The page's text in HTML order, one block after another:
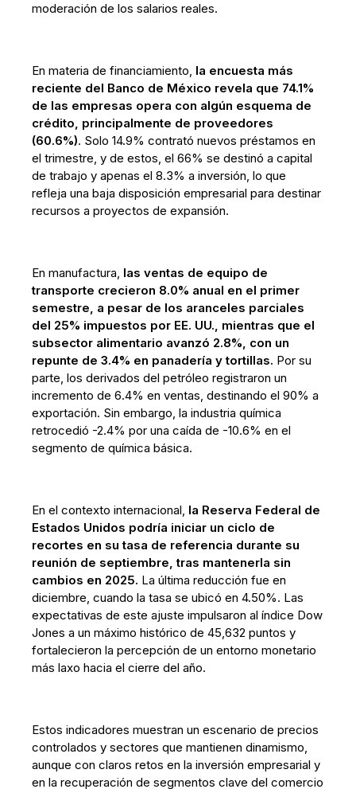
moderación de los salarios reales.
En materia de financiamiento, la encuesta más
reciente del Banco de México revela que 74.1%
de las empresas opera con algún esquema de
crédito, principalmente de proveedores
(60.6%). Solo 14.9% contrató nuevos préstamos en
el trimestre, y de estos, el 66% se destinó a capital
de trabajo y apenas el 8.3% a inversión, lo que
refleja una baja disposición empresarial para destinar
recursos a proyectos de expansión.
En manufactura, las ventas de equipo de
transporte crecieron 8.0% anual en el primer
semestre, a pesar de los aranceles parciales
del 25% impuestos por EE. UU., mientras que el
subsector alimentario avanzó 2.8%, con un
repunte de 3.4% en panadería y tortillas. Por su
parte, los derivados del petróleo registraron un
incremento de 6.4% en ventas, destinando el 90% a
exportación. Sin embargo, la industria química
retrocedió -2.4% por una caída de -10.6% en el
segmento de química básica.
En el contexto internacional, la Reserva Federal de
Estados Unidos podría iniciar un ciclo de
recortes en su tasa de referencia durante su
reunión de septiembre, tras mantenerla sin
cambios en 2025. La última reducción fue en
diciembre, cuando la tasa se ubicó en 4.50%. Las
expectativas de este ajuste impulsaron al índice Dow
Jones a un máximo histórico de 45,632 puntos y
fortalecieron la percepción de un entorno monetario
más laxo hacia el cierre del año.
Estos indicadores muestran un escenario de precios
controlados y sectores que mantienen dinamismo,
aunque con claros retos en la inversión empresarial y
en la recuperación de segmentos clave del comercio